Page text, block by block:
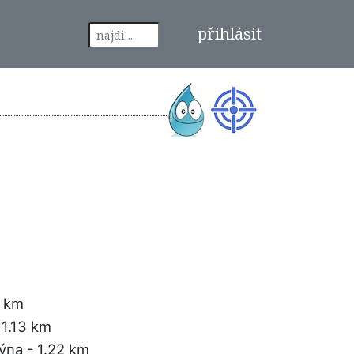
přihlásit
km
km
- 1.22 km